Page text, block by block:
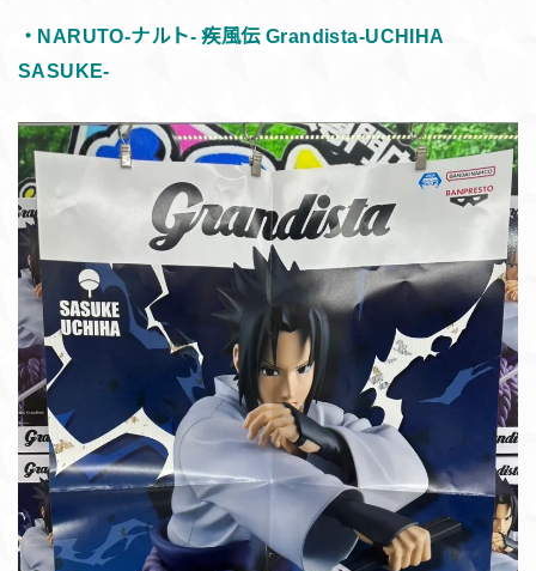
・NARUTO-ナルト- 疾風伝 Grandista-UCHIHA
SASUKE-